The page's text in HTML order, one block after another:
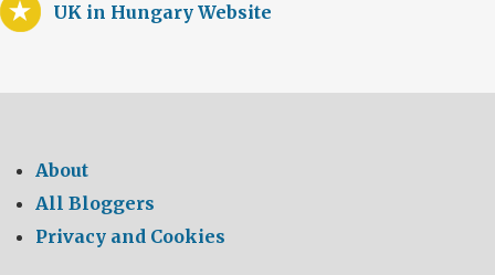
UK in Hungary Website
About
All Bloggers
Privacy and Cookies